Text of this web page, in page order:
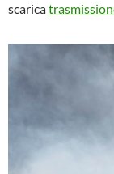
scarica